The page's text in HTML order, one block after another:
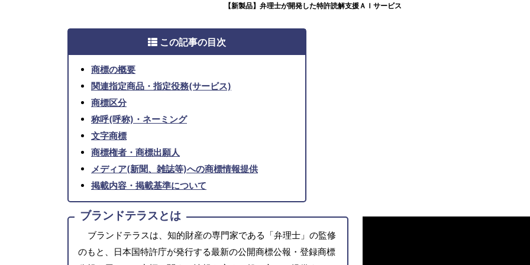
【新製品】弁理士が開発した特許読解支援ＡＩサービス
この記事の目次
商標の概要
関連指定商品・指定役務(サービス)
商標区分
称呼(呼称)・ネーミング
文字商標
商標権者・商標出願人
メディア(新聞、雑誌等)への商標情報提供
掲載内容・掲載基準について
ブランドテラスとは
ブランドテラスは、知的財産の専門家である「弁理士」の監修
のもと、日本国特許庁が発行する最新の公開商標公報・登録商標